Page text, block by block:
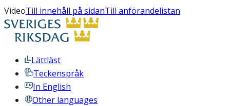
VideoTill innehåll på sidanTill anförandelistan
Lättläst
Teckenspråk
In English
Other languages